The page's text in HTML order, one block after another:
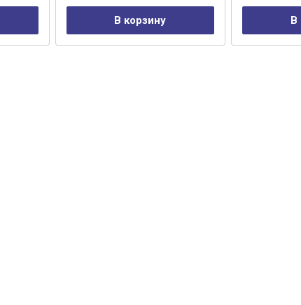
В корзину В